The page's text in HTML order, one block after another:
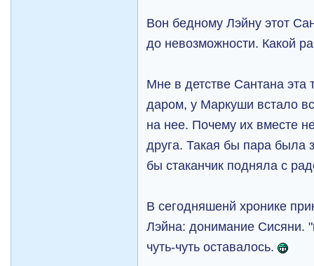
Вон бедному Лэйну этот
до невозможности. Какой
Мне в детстве Сантана
даром, у Маркуши встало
на нее. Почему их вместе
друга. Такая бы пара была
бы стаканчик подняла с
В сегодняшенй хронике
Лэйна: донимание Сисяни.
чуть-чуть оставалось.